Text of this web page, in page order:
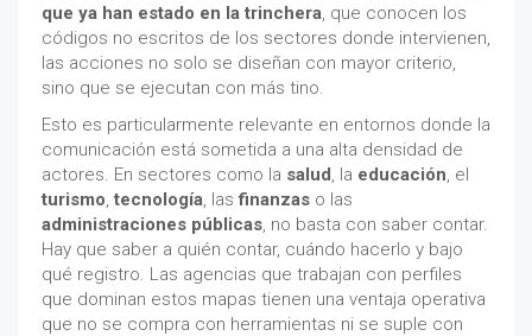
que ya han estado en la trinchera, que conocen los
códigos no escritos de los sectores donde intervienen,
las acciones no solo se diseñan con mayor criterio,
sino que se ejecutan con más tino.
Esto es particularmente relevante en entornos donde la
comunicación está sometida a una alta densidad de
actores. En sectores como la salud, la educación, el
turismo, tecnología, lasfinanzas o las
administraciones públicas, no basta con saber contar.
Hay que saber a quién contar, cuándo hacerlo y bajo
qué registro. Las agencias que trabajan con perfiles
que dominan estos mapas tienen una ventaja operativa
que no se compra con herramientas ni se suple con